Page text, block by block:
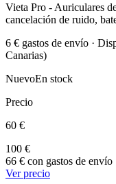
Vieta Pro - Auriculares
cancelación de ruido,
6 € gastos de envío ·
Canarias)
NuevoEn stock
Precio
60 €
100 €
66 € con gastos de envío
Ver precio